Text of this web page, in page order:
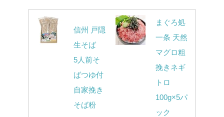
信州 戸隠
生そば
5人前そ
ばつゆ付
自家挽き
そば粉
まぐろ処
一条 天然
マグロ粗
挽きネギ
トロ
100g×5パ
ック